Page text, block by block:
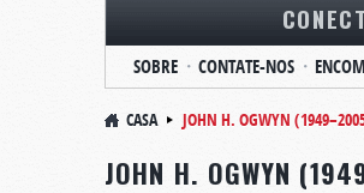
SOBRE CONTATE-NOS
CASA JOHN H. OGWYN
JOHN H. OGWYN